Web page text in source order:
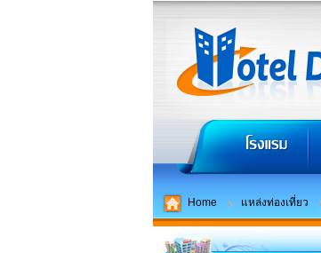
Home แหล่งท่องเที่ยว